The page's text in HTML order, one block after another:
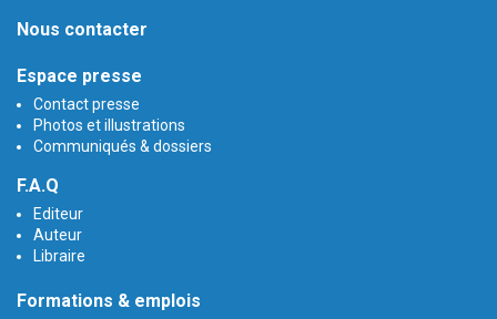
Nous contacter
Espace presse
Contact presse
Photos et illustrations
Communiqués & dossiers
F.A.Q
Editeur
Auteur
Libraire
Formations & emplois